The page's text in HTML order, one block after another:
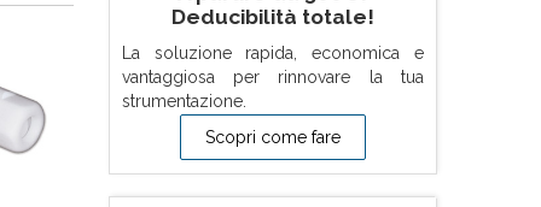
Deducibilità totale!
La soluzione rapida, economica e
vantaggiosa per rinnovare la tua
strumentazione.
Scopri come fare